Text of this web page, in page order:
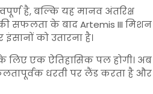
है, बल्कि यह मानव अंतरिक्ष
सफलता के बादArtemis III मिशन
को उतारना है।
लिए एक ऐतिहासिक पल होगी। अब
धरती पर लैंड करता है और